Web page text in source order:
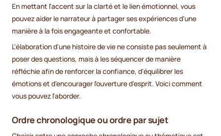
En mettant l'accent sur la clarté et le lien émotionnel, vous
pouvez aider le narrateur à partager ses expériences d'une
manière à la fois engageante et confortable.
L'élaboration d'une histoire de vie ne consiste pas seulement à
poser des questions, mais à les séquencer de manière
réfléchie afin de renforcer la confiance, d'équilibrer les
émotions et d'encourager l'ouverture d'esprit. Voici comment
vous pouvez l'aborder.
Ordre chronologique ou ordre par sujet